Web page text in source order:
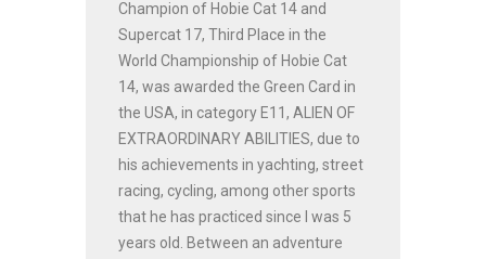
Champion of Hobie Cat 14 and
Supercat 17, Third Place in the
World Championship of Hobie Cat
14, was awarded the Green Card in
the USA, in category E11, ALIEN OF
EXTRAORDINARY ABILITIES, due to
his achievements in yachting, street
racing, cycling, among other sports
that he has practiced since I was 5
years old. Between an adventure